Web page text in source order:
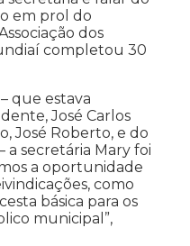
em prol do
dos
completou 30
que estava
José Carlos
José Roberto, e do
a secretária Mary foi
a oportunidade
como
básica para os
municipal”,